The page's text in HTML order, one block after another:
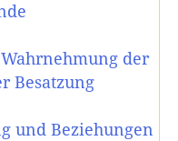
der
Besatzung
und Beziehungen